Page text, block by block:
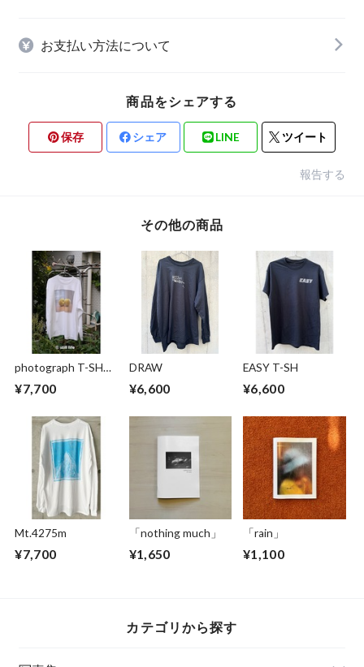
お支払い方法について
商品をシェアする
保存 シェア LINE ツイート
報告する
その他の商品
photograph T-SH
¥7,700
DRAW
¥6,600
EASY T-SH
¥6,600
Mt.4275m
¥7,700
「nothing much」
¥1,650
「rain」
¥1,100
カテゴリから探す